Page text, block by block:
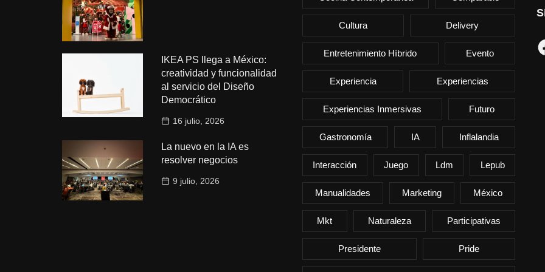
IKEA PS llega a México:
creatividad y funcionalidad
al servicio del Diseño
Democrático
16 julio, 2026
La nuevo en la IA es
resolver negocios
9 julio, 2026
Cultura Delivery
Entretenimiento Híbrido Evento
Experiencia Experiencias
Experiencias Inmersivas Futuro
Gastronomía IA Inflalandia
Interacción Juego Ldm Lepub
Manualidades Marketing México
Mkt Naturaleza Participativas
Presidente Pride